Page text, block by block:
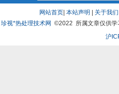
网站首页| 本站声明 关于我们
珍视*热处理技术网 ©2022 所属文章仅供学
沪